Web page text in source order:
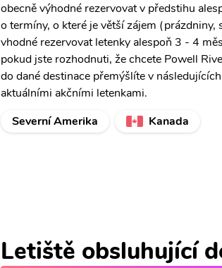
obecně výhodné rezervovat v předstihu
o termíny, o které je větší zájem
vhodné rezervovat letenky alespoň 3 - 4
pokud jste rozhodnuti, že chcete Powell
do dané destinace přemýšlíte v
aktuálními akčními letenkami.
Severní Amerika
Kanada
Letiště obsluhující